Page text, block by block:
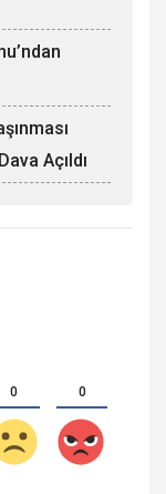
Açıldı
0 0